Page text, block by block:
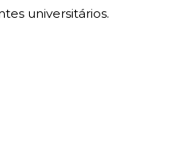
universitários.